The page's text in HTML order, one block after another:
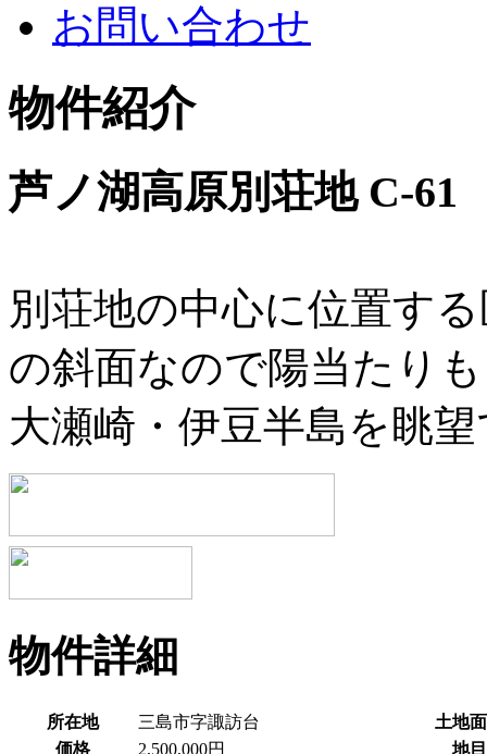
お問い合わせ
物件紹介
芦ノ湖高原別荘地 C-61
別荘地の中心に位置す
の斜面なので陽当たり
大瀬崎・伊豆半島を眺
物件詳細
所在地 三島市字諏訪台
土地
価格
2,500,000円
地目